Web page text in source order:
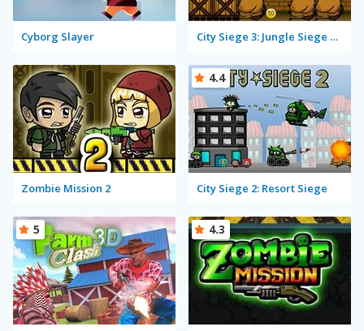
Cyborg Slayer City Siege 3: Jungle Siege Fubar Level Pack
Zombie Mission 2 City Siege 2: Resort Siege
4.4
5 4.3